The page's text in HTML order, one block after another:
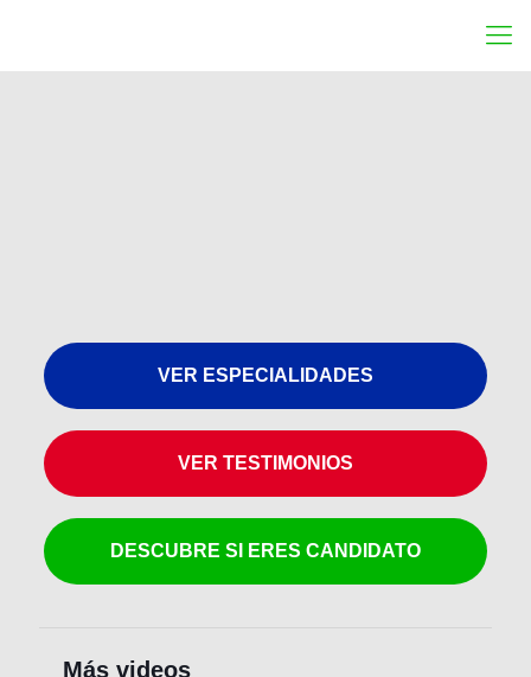
VER ESPECIALIDADES
VER TESTIMONIOS
DESCUBRE SI ERES CANDIDATO